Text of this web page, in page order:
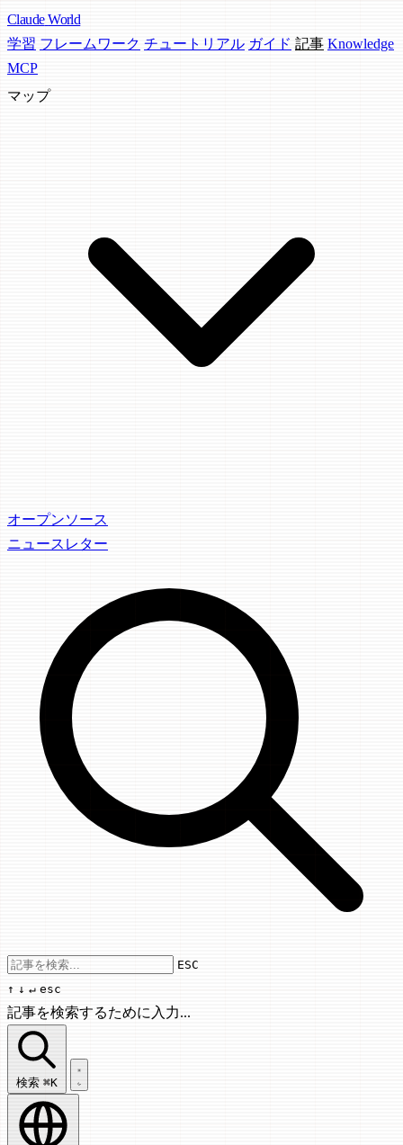
Claude World
学習 フレームワーク チュートリアル ガイド 記事 Knowledge
MCP
マップ
オープンソース
ニュースレター
Use arrow keys to navigate results,
ESC
↑ ↓ ↵ esc
記事を検索するために入力...
記事を検索...
検索 ⌘K